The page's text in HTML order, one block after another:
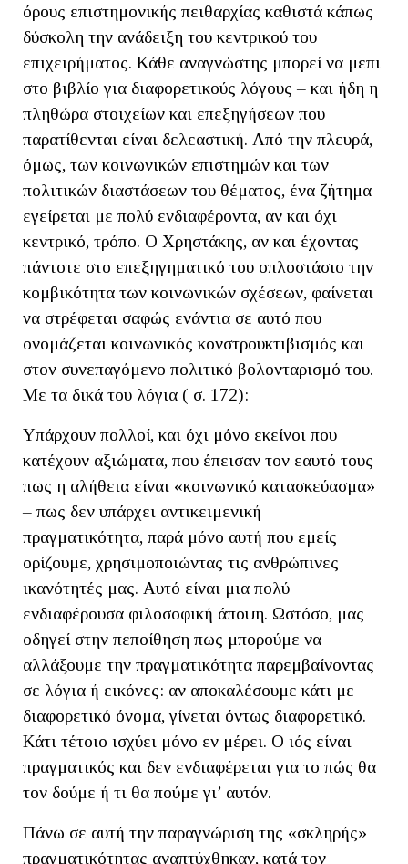
όρους επιστημονικής πειθαρχίας καθιστά κάπως
δύσκολη την ανάδειξη του κεντρικού του
επιχειρήματος. Κάθε αναγνώστης μπορεί να μεπι
στο βιβλίο για διαφορετικούς λόγους – και ήδη η
πληθώρα στοιχείων και επεξηγήσεων που
παρατίθενται είναι δελεαστική. Από την πλευρά,
όμως, των κοινωνικών επιστημών και των
πολιτικών διαστάσεων του θέματος, ένα ζήτημα
εγείρεται με πολύ ενδιαφέροντα, αν και όχι
κεντρικό, τρόπο. Ο Χρηστάκης, αν και έχοντας
πάντοτε στο επεξηγηματικό του οπλοστάσιο την
κομβικότητα των κοινωνικών σχέσεων, φαίνεται
να στρέφεται σαφώς ενάντια σε αυτό που
ονομάζεται κοινωνικός κονστρουκτιβισμός και
στον συνεπαγόμενο πολιτικό βολονταρισμό του.
Με τα δικά του λόγια ( σ. 172):
Υπάρχουν πολλοί, και όχι μόνο εκείνοι που
κατέχουν αξιώματα, που έπεισαν τον εαυτό τους
πως η αλήθεια είναι «κοινωνικό κατασκεύασμα»
– πως δεν υπάρχει αντικειμενική
πραγματικότητα, παρά μόνο αυτή που εμείς
ορίζουμε, χρησιμοποιώντας τις ανθρώπινες
ικανότητές μας. Αυτό είναι μια πολύ
ενδιαφέρουσα φιλοσοφική άποψη. Ωστόσο, μας
οδηγεί στην πεποίθηση πως μπορούμε να
αλλάξουμε την πραγματικότητα παρεμβαίνοντας
σε λόγια ή εικόνες: αν αποκαλέσουμε κάτι με
διαφορετικό όνομα, γίνεται όντως διαφορετικό.
Κάτι τέτοιο ισχύει μόνο εν μέρει. Ο ιός είναι
πραγματικός και δεν ενδιαφέρεται για το πώς θα
τον δούμε ή τι θα πούμε γι’ αυτόν.
Πάνω σε αυτή την παραγνώριση της «σκληρής»
πραγματικότητας αναπτύχθηκαν, κατά τον